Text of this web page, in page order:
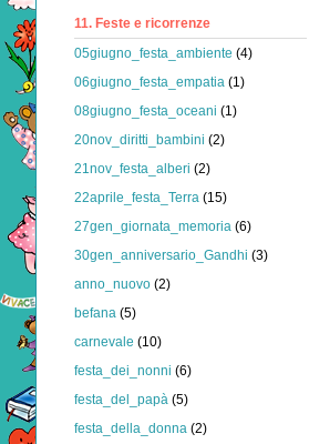
11. Feste e ricorrenze
05giugno_festa_ambiente (4)
06giugno_festa_empatia (1)
08giugno_festa_oceani (1)
20nov_diritti_bambini (2)
21nov_festa_alberi (2)
22aprile_festa_Terra (15)
27gen_giornata_memoria (6)
30gen_anniversario_Gandhi (3)
anno_nuovo (2)
befana (5)
carnevale (10)
festa_dei_nonni (6)
festa_del_papà (5)
festa_della_donna (2)